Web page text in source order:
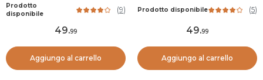
Prodotto
disponibile
(9)
49.99
Aggiungo al carrello
Prodotto disponibile (5)
49.99
Aggiungo al carrello